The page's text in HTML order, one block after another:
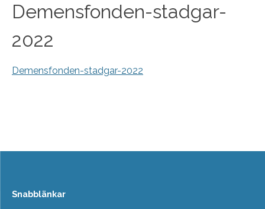
Demensfonden-stadgar-
2022
Demensfonden-stadgar-2022
Snabblänkar